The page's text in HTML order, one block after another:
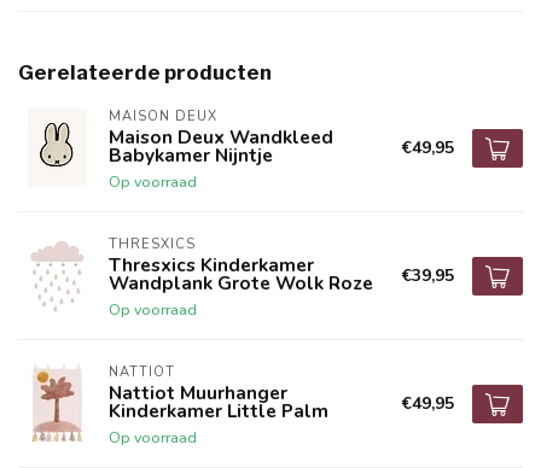
Gerelateerde producten
MAISON DEUX
Maison Deux Wandkleed
Babykamer Nijntje
Op voorraad
€49,95
THRESXICS
Thresxics Kinderkamer
Wandplank Grote Wolk Roze
Op voorraad
€39,95
NATTIOT
Nattiot Muurhanger
Kinderkamer Little Palm
Op voorraad
€49,95